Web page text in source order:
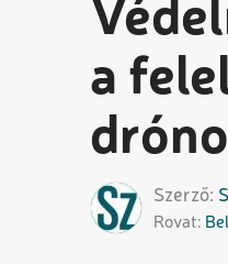
a
Szerző
Rovat